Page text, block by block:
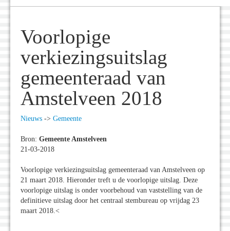
Voorlopige
verkiezingsuitslag
gemeenteraad van
Amstelveen 2018
Nieuws -> Gemeente
Bron: Gemeente Amstelveen
21-03-2018
Voorlopige verkiezingsuitslag gemeenteraad van Amstelveen op
21 maart 2018. Hieronder treft u de voorlopige uitslag. Deze
voorlopige uitslag is onder voorbehoud van vaststelling van de
definitieve uitslag door het centraal stembureau op vrijdag 23
maart 2018.<